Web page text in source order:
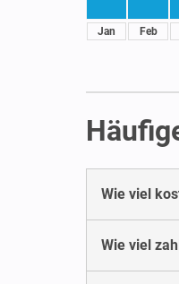
Jan Feb
Wie viel
Wie viel